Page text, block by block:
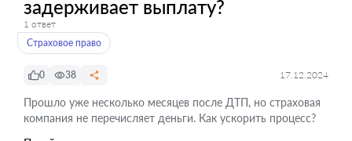
задерживает выплату?
1 ответ
Страховое право
0 38 17.12.2024
Прошло уже несколько месяцев после ДТП, но страховая
компания не перечисляет деньги. Как ускорить процесс?